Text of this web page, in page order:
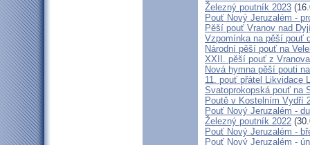
Železný poutník 2023
Pouť Nový Jeruzalém -
Pěší pouť Vranov nad
Vzpomínka na pěší pouť
Národní pěší pouť na
XXII. pěší pouť z
Nová hymna pěší pouti
11. pouť přátel Likvidace
Svatoprokopská pouť na
Poutě v Kostelním Vydří
Pouť Nový Jeruzalém -
Železný poutník 2022
Pouť Nový Jeruzalém -
Pouť Nový Jeruzalém -